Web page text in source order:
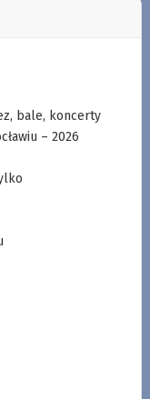
bale, koncerty
– 2026